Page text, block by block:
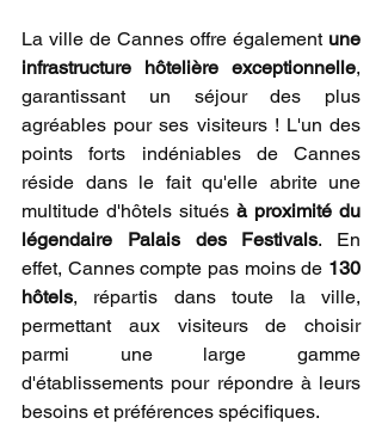
La ville de Cannes offre également une
infrastructure hôtelière exceptionnelle,
garantissant un séjour des plus
agréables pour ses visiteurs ! L'un des
points forts indéniables de Cannes
réside dans le fait qu'elle abrite une
multitude d'hôtels situés à proximité du
légendaire Palais des Festivals. En
effet, Cannes compte pas moins de 130
hôtels, répartis dans toute la ville,
permettant aux visiteurs de choisir
parmi une large gamme
d'établissements pour répondre à leurs
besoins et préférences spécifiques.